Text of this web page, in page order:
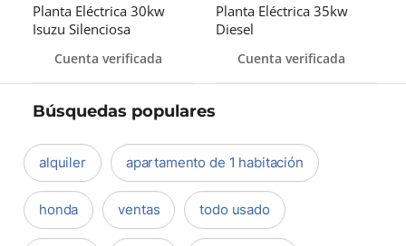
Planta Eléctrica 30kw
Isuzu Silenciosa
Cuenta verificada
Planta Eléctrica 35kw
Diesel
Cuenta verificada
Búsquedas populares
alquiler apartamento de 1 habitación
honda ventas todo usado